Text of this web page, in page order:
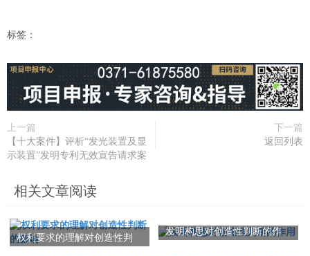
标签：
上一篇
【十大案件】评析“发光装置及显
示装置”发明专利无效宣告请求案
下一篇
返回列表
相关文章阅读
权利要求的理解对创造性判
发明构思对创造性判断的作